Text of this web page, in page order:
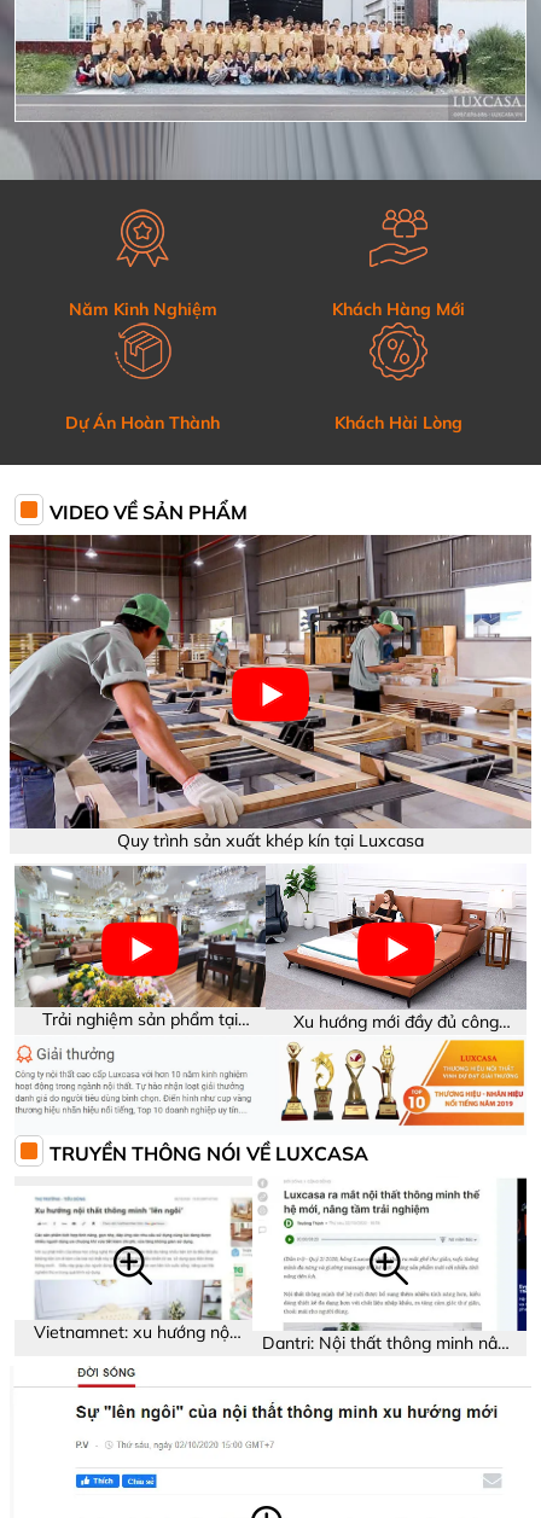
Năm Kinh Nghiệm Khách Hàng Mới
Dự Án Hoàn Thành Khách Hài Lòng
VIDEO VỀ SẢN PHẨM
Quy trình sản xuất khép kín tại Luxcasa
Trải nghiệm sản phẩm tại
showroom Luxcasa
Xu hướng mới đầy đủ công
năng trên sản phẩm
TRUYỀN THÔNG NÓI VỀ LUXCASA
Vietnamnet: xu hướng nội
Dantri: Nội thất thông minh nâng